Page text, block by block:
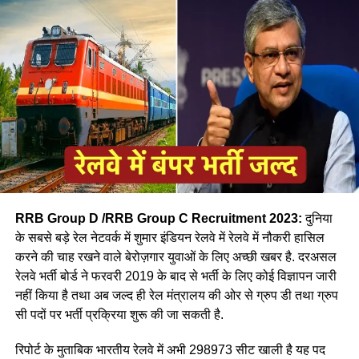
आपने अमूमन पुरुषों को ही रेल चलाते हुए देखा होगा लेकिन माथे पर लाल
बिंदी, भरी हुई मांग और हाथ में लाल चूड़ी पहने हुए महिला लोकों पायलेट
नीलम राथल रेल में सवार हजारों यात्रियों को सुरक्षित गंतव्य पहुंचाने की
रेलवे की सीनियर असिस्टेंट लोको पायलट नीलम बताती है कि जब वे
RRB Group D /RRB Group C Recruitment 2023:दुनिया
के सबसे बड़े रेल नेटवर्क में शुमार इंडियन रेलवे में रेलवे में नौकरी हासिल
करने की चाह रखने वाले बेरोज़गार युवाओं के लिए अच्छी खबर है. दरअसल
रेलवे भर्ती बोर्ड ने फरवरी 2019 के बाद से भर्ती के लिए कोई विज्ञापन जारी
नहीं किया है तथा अब जल्द ही रेल मंत्रालय की ओर से ग्रुप डी तथा ग्रुप
सी पदों पर भर्ती प्रक्रिया शुरू की जा सकती है.
रिपोर्ट के मुताबिक भारतीय रेलवे में अभी 298973 सीट खाली है यह पद